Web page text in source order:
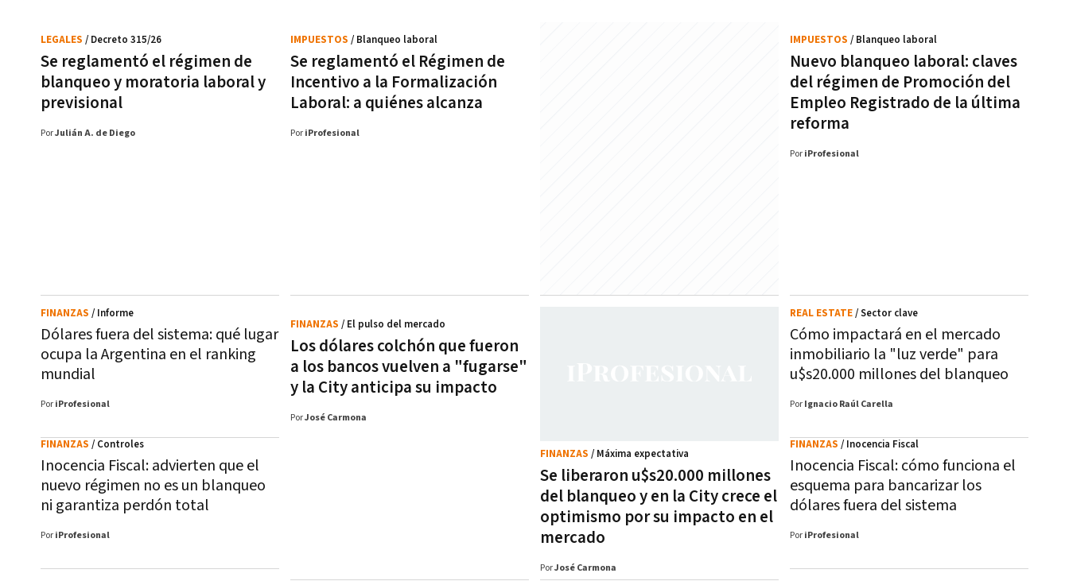
Se reglamentó el régimen de
blanqueo y moratoria laboral y
previsional
LEGALES / Decreto 315/26
PorJulián A. de Diego
Se reglamentó el Régimen de
Incentivo a la Formalización
Laboral: a quiénes alcanza
IMPUESTOS / Blanqueo laboral
Por iProfesional
Nuevo blanqueo laboral: claves
del régimen de Promoción del
Empleo Registrado de la última
reforma
IMPUESTOS / Blanqueo laboral
Por iProfesional
Dólares fuera del sistema: qué lugar
ocupa la Argentina en el ranking
mundial
FINANZAS / Informe
Por iProfesional
Inocencia Fiscal: advierten que el
nuevo régimen no es un blanqueo
ni garantiza perdón total
FINANZAS / Controles
Por iProfesional
Los dólares colchón que fueron
a los bancos vuelven a "fugarse"
y la City anticipa su impacto
FINANZAS / El pulso del mercado
PorJosé Carmona
Se liberaron u$s20.000 millones
del blanqueo y en la City crece el
optimismo por su impacto en el
mercado
FINANZAS / Máxima expectativa
PorJosé Carmona
Cómo impactará en el mercado
inmobiliario la "luz verde" para
u$s20.000 millones del blanqueo
REAL ESTATE/ Sector clave
Por Ignacio Raúl Carella
Inocencia Fiscal: cómo funciona el
esquema para bancarizar los
dólares fuera del sistema
FINANZAS / Inocencia Fiscal
Por iProfesional